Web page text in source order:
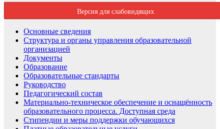
Версия для слабовидящих
Основные сведения
Структура и органы управления образовательной
организацией
Документы
Образование
Образовательные стандарты
Руководство
Педагогический состав
Материально-техническое обеспечение и оснащённость
образовательного процесса. Доступная среда
Стипендии и меры поддержки обучающихся